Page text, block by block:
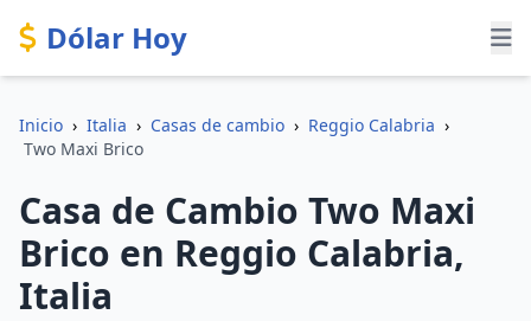
Dólar Hoy
Inicio › Italia › Casas de cambio › Reggio Calabria ›
Two Maxi Brico
Casa de Cambio Two Maxi
Brico en Reggio Calabria,
Italia